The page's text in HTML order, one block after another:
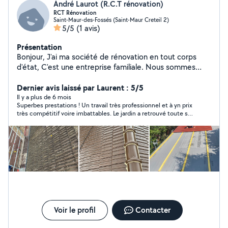
André Laurot (R.C.T rénovation)
RCT Rénovation
Saint-Maur-des-Fossés (Saint-Maur Creteil 2)
5/5 (1 avis)
Présentation
Bonjour, J'ai ma société de rénovation en tout corps
d'état, C'est une entreprise familiale. Nous sommes
contacter.
Dernier avis laissé par Laurent : 5/5
Il y a plus de 6 mois
Superbes prestations ! Un travail très professionnel et à yn prix
très compétitif voire imbattables. Le jardin a retrouvé toute sa
compris les cartons que j avais. Je vous le recommande +++
Voir le profil Contacter